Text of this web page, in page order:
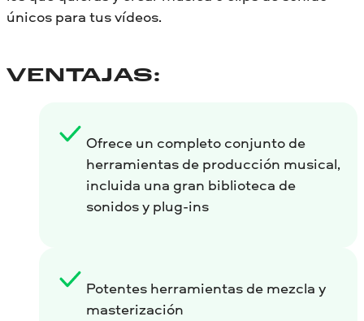
únicos para tus vídeos.
VENTAJAS:
Ofrece un completo conjunto de
herramientas de producción musical,
incluida una gran biblioteca de
sonidos y plug-ins
Potentes herramientas de mezcla y
masterización